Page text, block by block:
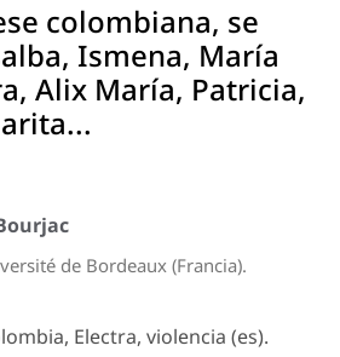
colombiana, se
Ismena, María
Alix María, Patricia,
de Bordeaux (Francia).
Electra, violencia (es).